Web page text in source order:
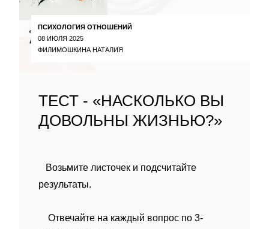
ПСИХОЛОГИЯ ОТНОШЕНИЙ
08 ИЮЛЯ 2025
ФИЛИМОШКИНА НАТАЛИЯ
ТЕСТ - «НАСКОЛЬКО ВЫ
ДОВОЛЬНЫ ЖИЗНЬЮ?»
⠀Возьмите листочек и подсчитайте
результаты.
⠀ Отвечайте на каждый вопрос по 3-